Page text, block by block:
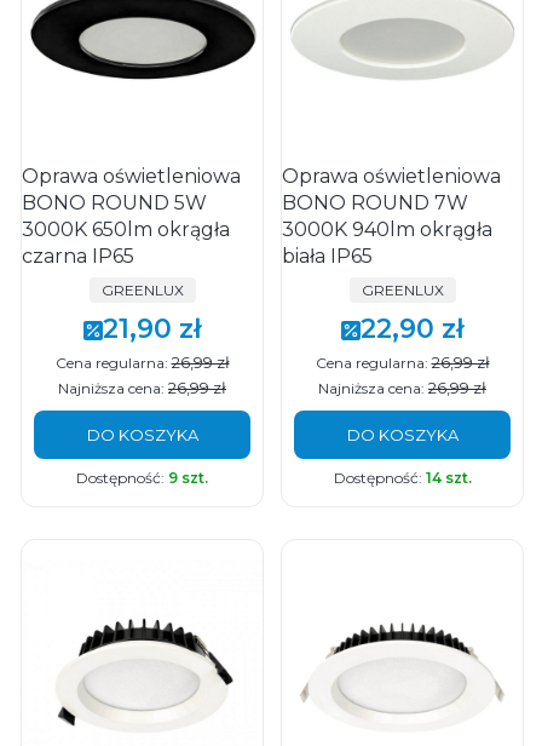
Oprawa oświetleniowa
BONO ROUND 5W
3000K 650lm okrągła
czarna IP65
PRODUCENT
GREENLUX
Cena promocyjna
21,90 zł
Cena regularna: 26,99 zł
Najniższa cena: 26,99 zł
DO KOSZYKA
Dostępność: 9 szt.
Oprawa oświetleniowa
BONO ROUND 7W
3000K 940lm okrągła
biała IP65
PRODUCENT
GREENLUX
Cena promocyjna
22,90 zł
Cena regularna: 26,99 zł
Najniższa cena: 26,99 zł
DO KOSZYKA
Dostępność: 14 szt.